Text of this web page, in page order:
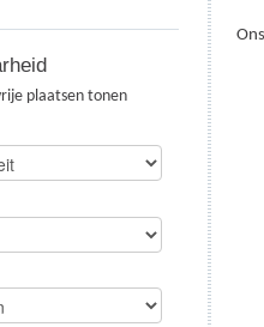
plaatsen tonen